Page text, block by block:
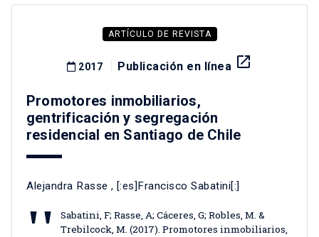
ARTÍCULO DE REVISTA
2017 Publicación en línea launch
Promotores inmobiliarios,
gentrificación y segregación
residencial en Santiago de Chile
Alejandra Rasse , [:es]Francisco Sabatini[:]
Sabatini, F; Rasse, A; Cáceres, G; Robles, M. &
Trebilcock, M. (2017). Promotores inmobiliarios,